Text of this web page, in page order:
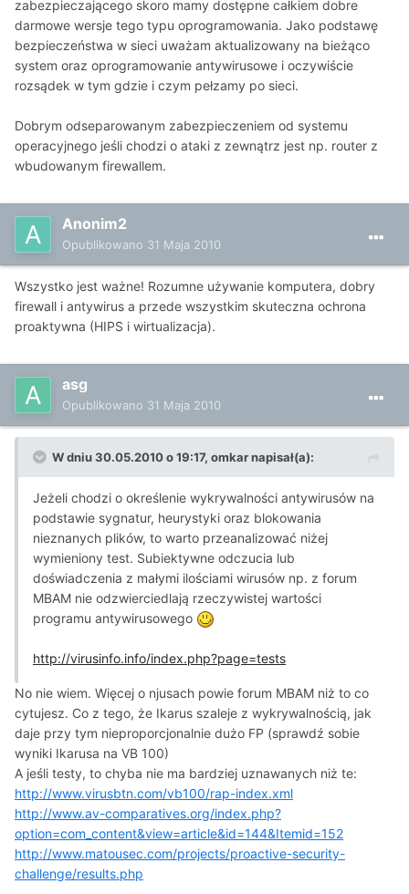
zabezpieczającego skoro mamy dostępne całkiem dobre
darmowe wersje tego typu oprogramowania. Jako podstawę
bezpieczeństwa w sieci uważam aktualizowany na bieżąco
system oraz oprogramowanie antywirusowe i oczywiście
rozsądek w tym gdzie i czym pełzamy po sieci.
Dobrym odseparowanym zabezpieczeniem od systemu
operacyjnego jeśli chodzi o ataki z zewnątrz jest np. router z
wbudowanym firewallem.
Anonim2
Opublikowano 31 Maja 2010
Wszystko jest ważne! Rozumne używanie komputera, dobry
firewall i antywirus a przede wszystkim skuteczna ochrona
proaktywna (HIPS i wirtualizacja).
asg
Opublikowano 31 Maja 2010
W dniu 30.05.2010 o 19:17, omkar napisał(a):
Jeżeli chodzi o określenie wykrywalności antywirusów na
podstawie sygnatur, heurystyki oraz blokowania
nieznanych plików, to warto przeanalizować niżej
wymieniony test. Subiektywne odczucia lub
doświadczenia z małymi ilościami wirusów np. z forum
MBAM nie odzwierciedlają rzeczywistej wartości
programu antywirusowego
http://virusinfo.info/index.php?page=tests
No nie wiem. Więcej o njusach powie forum MBAM niż to co
cytujesz. Co z tego, że Ikarus szaleje z wykrywalnością, jak
daje przy tym nieproporcjonalnie dużo FP (sprawdź sobie
wyniki Ikarusa na VB 100)
A jeśli testy, to chyba nie ma bardziej uznawanych niż te:
http://www.virusbtn.com/vb100/rap-index.xml
http://www.av-comparatives.org/index.php?
option=com_content&view=article&id=144&Itemid=152
http://www.matousec.com/projects/proactive-security-
challenge/results.php